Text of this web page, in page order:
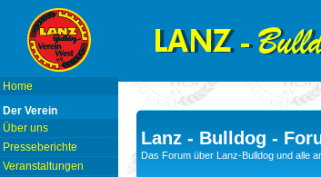
Home
Der Verein
Über uns
Presseberichte
Veranstaltungen
Lanz - Bulldog -
Das Forum über Lanz-Bulldog und alle